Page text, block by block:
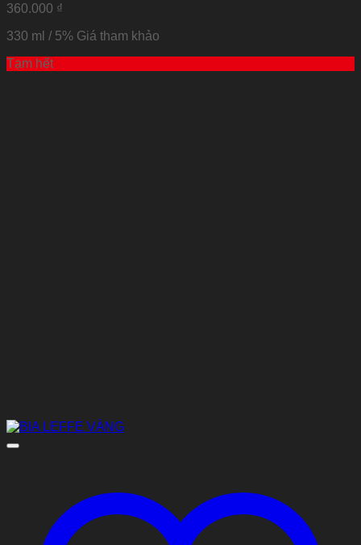
360.000 ₫
330 ml / 5% Giá tham khảo
Tạm hết